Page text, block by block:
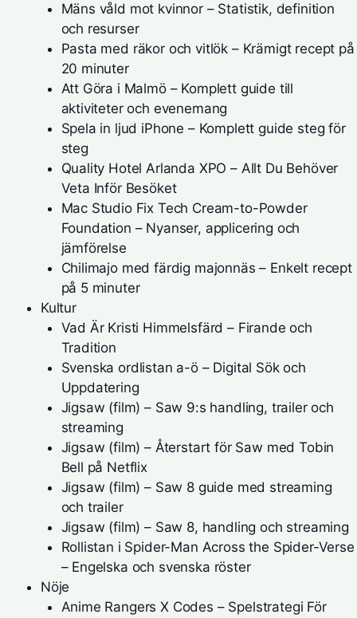
Mäns våld mot kvinnor – Statistik, definition
och resurser
Pasta med räkor och vitlök – Krämigt recept på
20 minuter
Att Göra i Malmö – Komplett guide till
aktiviteter och evenemang
Spela in ljud iPhone – Komplett guide steg för
steg
Quality Hotel Arlanda XPO – Allt Du Behöver
Veta Inför Besöket
Mac Studio Fix Tech Cream-to-Powder
Foundation – Nyanser, applicering och
jämförelse
Chilimajo med färdig majonnäs – Enkelt recept
på 5 minuter
Kultur
Vad Är Kristi Himmelsfärd – Firande och
Tradition
Svenska ordlistan a-ö – Digital Sök och
Uppdatering
Jigsaw (film) – Saw 9:s handling, trailer och
streaming
Jigsaw (film) – Återstart för Saw med Tobin
Bell på Netflix
Jigsaw (film) – Saw 8 guide med streaming
och trailer
Jigsaw (film) – Saw 8, handling och streaming
Rollistan i Spider-Man Across the Spider-Verse
– Engelska och svenska röster
Nöje
Anime Rangers X Codes – Spelstrategi För